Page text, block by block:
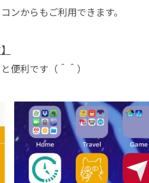
ンからもご利用できます。
便利です（＾＾）